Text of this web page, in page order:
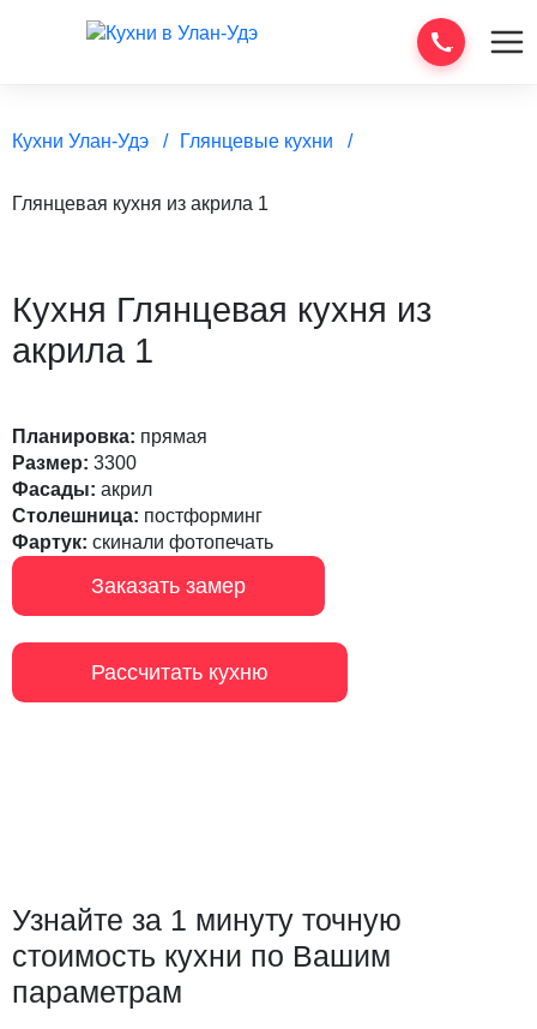
Кухни Улан-Удэ Глянцевые кухни
Глянцевая кухня из акрила 1
Кухня Глянцевая кухня из
акрила 1
Планировка: прямая
Размер: 3300
Фасады: акрил
Столешница: постформинг
Фартук: скинали фотопечать
Заказать замер
Рассчитать кухню
Узнайте за 1 минуту точную
стоимость кухни по Вашим
параметрам